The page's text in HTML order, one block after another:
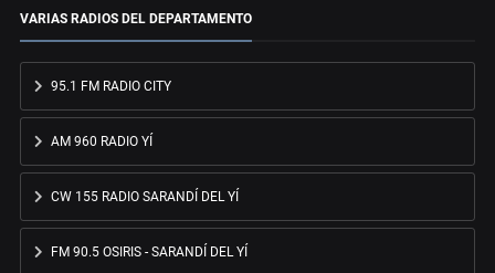
VARIAS RADIOS DEL DEPARTAMENTO
95.1 FM RADIO CITY
AM 960 RADIO YÍ
CW 155 RADIO SARANDÍ DEL YÍ
FM 90.5 OSIRIS - SARANDÍ DEL YÍ